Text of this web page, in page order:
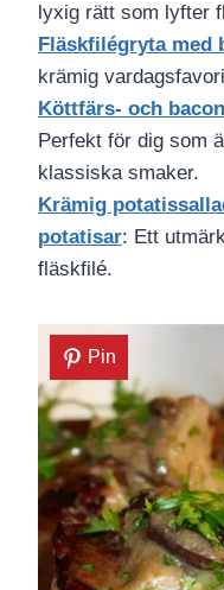
lyxig rätt som lyfter
Fläskfilégryta med
krämig
Köttfärs- och
Perfekt för dig som
klassiska smaker.
Krämig
potatisar: Ett
fläskfilé.
Pin